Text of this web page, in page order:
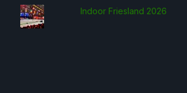
Indoor Friesland 2026